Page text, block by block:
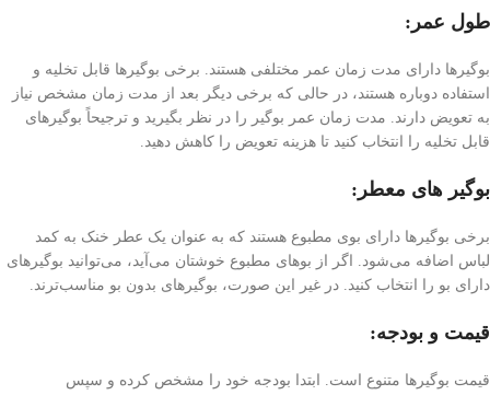
طول عمر:
بوگیرها دارای مدت زمان عمر مختلفی هستند. برخی بوگیرها قابل تخلیه و
استفاده دوباره هستند، در حالی که برخی دیگر بعد از مدت زمان مشخص نیاز
به تعویض دارند. مدت زمان عمر بوگیر را در نظر بگیرید و ترجیحاً بوگیرهای
قابل تخلیه را انتخاب کنید تا هزینه تعویض را کاهش دهید.
بوگیر های معطر:
برخی بوگیرها دارای بوی مطبوع هستند که به عنوان یک عطر خنک به کمد
لباس اضافه می‌شود. اگر از بوهای مطبوع خوشتان می‌آید، می‌توانید بوگیرهای
دارای بو را انتخاب کنید. در غیر این صورت، بوگیرهای بدون بو مناسب‌ترند.
قیمت و بودجه:
قیمت بوگیرها متنوع است. ابتدا بودجه خود را مشخص کرده و سپس